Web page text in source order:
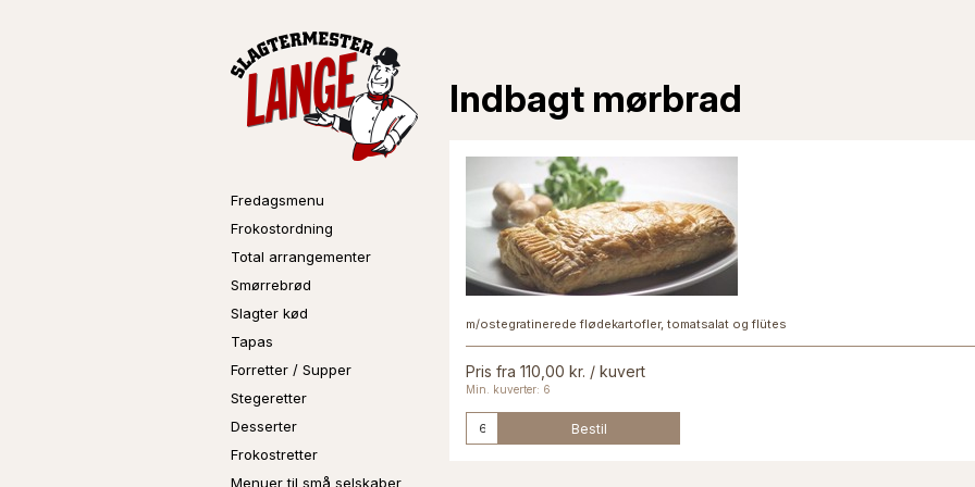
Fredagsmenu
Frokostordning
Total arrangementer
Smørrebrød
Slagter kød
Tapas
Forretter / Supper
Stegeretter
Desserter
Frokostretter
Menuer til små selskaber
Indbagt mørbrad
m/ostegratinerede flødekartofler, tomatsalat og flütes
Pris fra 110,00 kr. / kuvert
Min. kuverter: 6
Bestil